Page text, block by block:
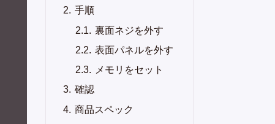
手順
裏面ネジを外す
表面パネルを外す
メモリをセット
確認
商品スペック